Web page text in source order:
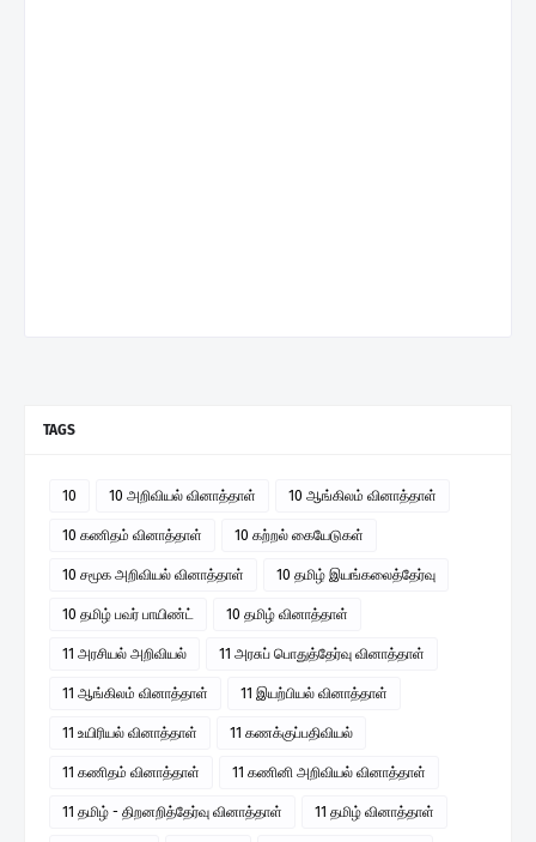
TAGS
10 10 அறிவியல் வினாத்தாள் 10 ஆங்கிலம் வினாத்தாள்
10 கணிதம் வினாத்தாள் 10 கற்றல் கையேடுகள்
10 சமூக அறிவியல் வினாத்தாள் 10 தமிழ் இயங்கலைத்தேர்வு
10 தமிழ் பவர் பாயிண்ட் 10 தமிழ் வினாத்தாள்
11 அரசியல் அறிவியல் 11 அரசுப் பொதுத்தேர்வு வினாத்தாள்
11 ஆங்கிலம் வினாத்தாள் 11 இயற்பியல் வினாத்தாள்
11 உயிரியல் வினாத்தாள் 11 கணக்குப்பதிவியல்
11 கணிதம் வினாத்தாள் 11 கணினி அறிவியல் வினாத்தாள்
11 தமிழ் - திறனறித்தேர்வு வினாத்தாள் 11 தமிழ் வினாத்தாள்